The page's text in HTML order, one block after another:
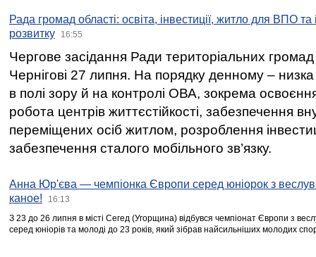
Рада громад області: освіта, інвестиції, житло для ВПО
розвитку
16:55
Чергове засідання Ради територіальних громад
Чернігові 27 липня. На порядку денному –
в полі зору й на контролі ОВА, зокрема освоєння
робота центрів життєстійкості, забезпечення
переміщених осіб житлом, розроблення
забезпечення сталого мобільного зв’язку.
Анна Юр'єва — чемпіонка Європи серед юніорок з
каное!
16:13
З 23 до 26 липня в місті Сегед (Угорщина) відбувся чемпіонат Європи з
серед юніорів та молоді до 23 років, який зібрав найсильніших молодих